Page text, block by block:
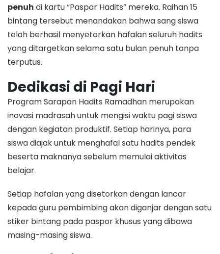
penuh di kartu “Paspor Hadits” mereka. Raihan 15
bintang tersebut menandakan bahwa sang siswa
telah berhasil menyetorkan hafalan seluruh hadits
yang ditargetkan selama satu bulan penuh tanpa
terputus.
Dedikasi di Pagi Hari
​Program Sarapan Hadits Ramadhan merupakan
inovasi madrasah untuk mengisi waktu pagi siswa
dengan kegiatan produktif. Setiap harinya, para
siswa diajak untuk menghafal satu hadits pendek
beserta maknanya sebelum memulai aktivitas
belajar.
​Setiap hafalan yang disetorkan dengan lancar
kepada guru pembimbing akan diganjar dengan satu
stiker bintang pada paspor khusus yang dibawa
masing-masing siswa.